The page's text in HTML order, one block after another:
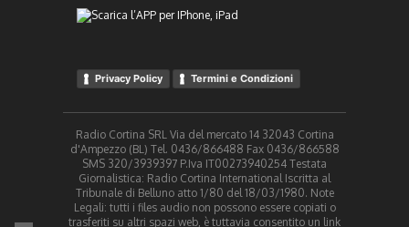
Privacy Policy Termini e Condizioni
Radio Cortina SRL Via del mercato 14 32043 Cortina
d'Ampezzo (BL) Tel. 0436/866488 Fax 0436/866588
SMS 320/3939397 P.Iva IT00273940254 Testata
Giornalistica: Radio Cortina International Iscritta al
Tribunale di Belluno atto 1/80 del 18/03/1980. Note
Legali: tutti i files audio non possono essere copiati o
trasferiti su altri spazi web, è tuttavia consentito un link